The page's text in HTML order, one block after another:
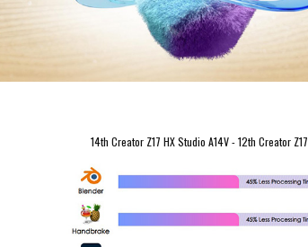
14th Creator Z17 HX Studio A14V - 12th Creator Z17